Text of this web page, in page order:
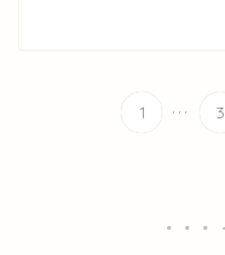
1 ... 3